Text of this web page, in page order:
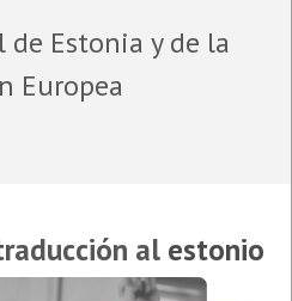
Estonia y de la
Europea
al estonio